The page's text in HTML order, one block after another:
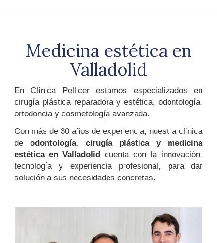
Medicina estética en
Valladolid
En Clínica Pellicer estamos especializados en
cirugía plástica reparadora y estética, odontología,
ortodoncia y cosmetología avanzada.
Con más de 30 años de experiencia, nuestra clínica
deodontología, cirugía plástica y medicina
estética en Valladolid cuenta con la innovación,
tecnología y experiencia profesional, para dar
solución a sus necesidades concretas.